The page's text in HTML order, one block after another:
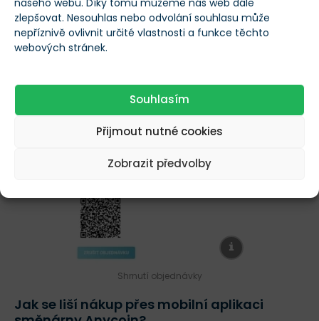
zlepšovat. Nesouhlas nebo odvolání souhlasu může
nepříznivě ovlivnit určité vlastnosti a funkce těchto
webových stránek.
Souhlasím
Přijmout nutné cookies
Zobrazit předvolby
Shrnutí objednávky
Jak se liší nákup přes mobilní aplikaci